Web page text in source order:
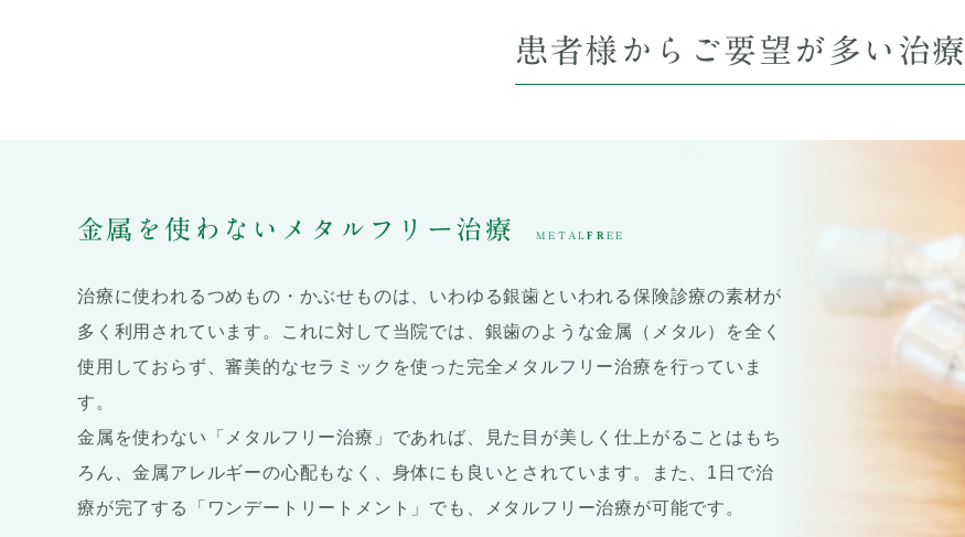
患者様から ご要望が多い治療
金属を使わない メタルフリー治療 METALFREE
治療に使われるつめもの・かぶせものは、いわゆる銀歯といわれる保険診療の素材が
多く利用されています。これに対して当院では、銀歯のような金属（メタル）を全く
使用しておらず、審美的なセラミックを使った完全メタルフリー治療を行っていま
す。
金属を使わない「メタルフリー治療」であれば、見た目が美しく仕上がることはもち
ろん、金属アレルギーの心配もなく、身体にも良いとされています。また、1日で治
療が完了する「ワンデートリートメント」でも、メタルフリー治療が可能です。